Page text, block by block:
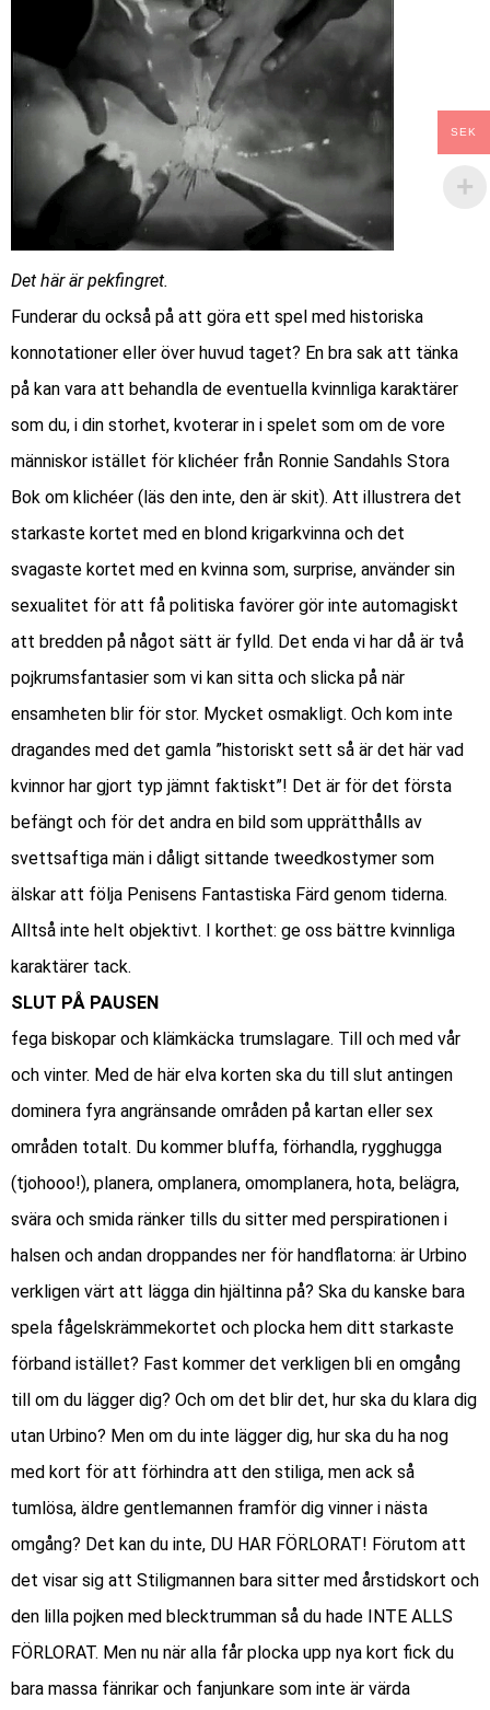
Det här är pekfingret.
Funderar du också på att göra ett spel med historiska
konnotationer eller över huvud taget? En bra sak att tänka
på kan vara att behandla de eventuella kvinnliga karaktärer
som du, i din storhet, kvoterar in i spelet som om de vore
människor istället för klichéer från Ronnie Sandahls Stora
Bok om klichéer (läs den inte, den är skit). Att illustrera det
starkaste kortet med en blond krigarkvinna och det
svagaste kortet med en kvinna som, surprise, använder sin
sexualitet för att få politiska favörer gör inte automagiskt
att bredden på något sätt är fylld. Det enda vi har då är två
pojkrumsfantasier som vi kan sitta och slicka på när
ensamheten blir för stor. Mycket osmakligt. Och kom inte
dragandes med det gamla ”historiskt sett så är det här vad
kvinnor har gjort typ jämnt faktiskt”! Det är för det första
befängt och för det andra en bild som upprätthålls av
svettsaftiga män i dåligt sittande tweedkostymer som
älskar att följa Penisens Fantastiska Färd genom tiderna.
Alltså inte helt objektivt. I korthet: ge oss bättre kvinnliga
karaktärer tack.
SLUT PÅ PAUSEN
fega biskopar och klämkäcka trumslagare. Till och med vår
och vinter. Med de här elva korten ska du till slut antingen
dominera fyra angränsande områden på kartan eller sex
områden totalt. Du kommer bluffa, förhandla, rygghugga
(tjohooo!), planera, omplanera, omomplanera, hota, belägra,
svära och smida ränker tills du sitter med perspirationen i
halsen och andan droppandes ner för handflatorna: är Urbino
verkligen värt att lägga din hjältinna på? Ska du kanske bara
spela fågelskrämmekortet och plocka hem ditt starkaste
förband istället? Fast kommer det verkligen bli en omgång
till om du lägger dig? Och om det blir det, hur ska du klara dig
utan Urbino? Men om du inte lägger dig, hur ska du ha nog
med kort för att förhindra att den stiliga, men ack så
tumlösa, äldre gentlemannen framför dig vinner i nästa
omgång? Det kan du inte, DU HAR FÖRLORAT! Förutom att
det visar sig att Stiligmannen bara sitter med årstidskort och
den lilla pojken med blecktrumman så du hade INTE ALLS
FÖRLORAT. Men nu när alla får plocka upp nya kort fick du
bara massa fänrikar och fanjunkare som inte är värda
SEK